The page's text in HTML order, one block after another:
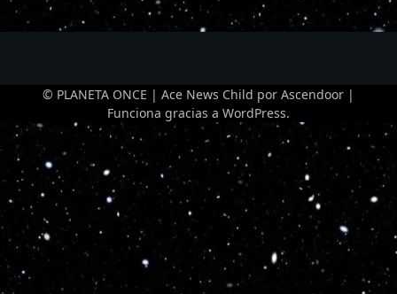
© PLANETA ONCE | Ace News Child por Ascendoor |
Funciona gracias a WordPress.